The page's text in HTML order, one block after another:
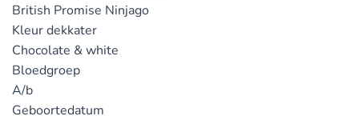
British Promise Ninjago
Kleur dekkater
Chocolate & white
Bloedgroep
A/b
Geboortedatum